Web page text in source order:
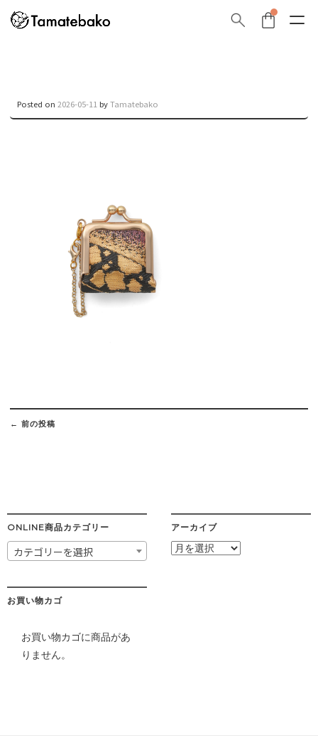
Posted on 2026-05-11 byTamatebako
Post
navigation
← 前の投稿
ONLINE商品カテゴリー
カテゴリーを選択
アーカイブ
ア
お買い物カゴ
お買い物カゴに商品があ
りません。